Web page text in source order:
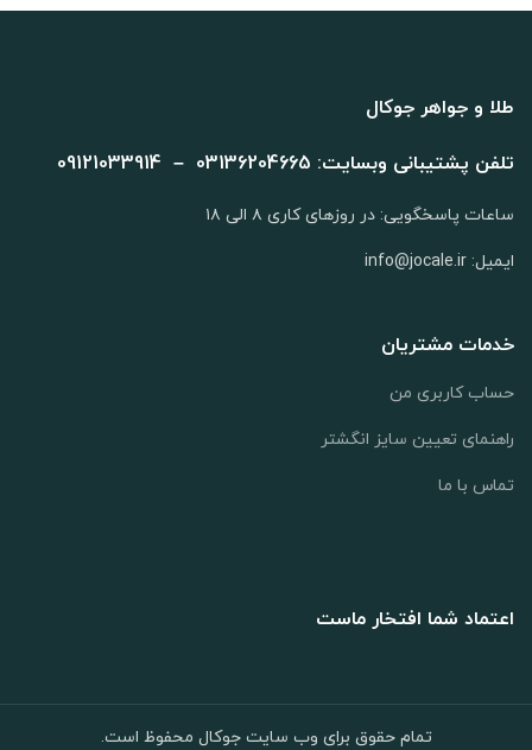
طلا و جواهر جوکال
تلفن پشتیبانی وبسایت: 03136204665 – 09121033914
ساعات پاسخگویی: در روزهای کاری ۸ الی ۱۸
ایمیل: info@jocale.ir
خدمات مشتریان
حساب کاربری من
راهنمای تعیین سایز انگشتر
تماس با ما
اعتماد شما افتخار ماست
تمام حقوق برای وب سایت جوکال محفوظ است.